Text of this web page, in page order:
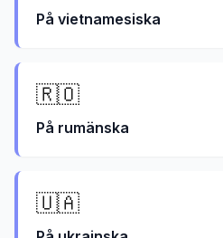
På vietnamesiska
🇷🇴
På rumänska
🇺🇦